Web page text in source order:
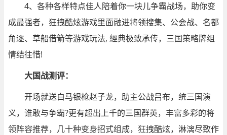
4、各种各样特点佳人陪着你一块儿争霸战场，助你变
成最强者，狂拽酷炫游戏里面融进将领搜集、公会战、名都
角逐、草船借箭等游戏玩法, 經典极致承传，三国策略牌组
情结往惜!
大国战测评：
开场就送白马银枪赵子龙，助主公战吕布，统三国演
义，谁敢与争霸?更有超出上千的三国群英，丰富多彩的将
领阵容推荐，几十种变身招式组成，狂拽酷炫，淋漓尽致作